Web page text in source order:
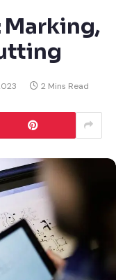
Marking,
2 Mins Read